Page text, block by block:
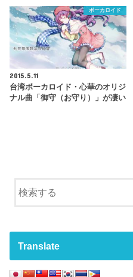
ボーカロイド
2015.5.11
台湾ボーカロイド・心華のオリジ
ナル曲「御守（お守り）」が凄い
Translate